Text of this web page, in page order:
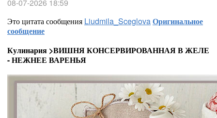
08-07-2026 18:59
Это цитата сообщения Liudmila_SceglovaОригинальное
сообщение
Кулинария >ВИШНЯ КОНСЕРВИРОВАННАЯ В ЖЕЛЕ
- НЕЖНЕЕ ВАРЕНЬЯ